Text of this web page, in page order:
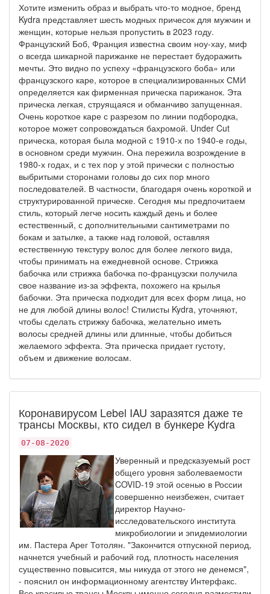
Хотите изменить образ и выбрать что-то модное, бренд
Kydra представляет шесть модных причесок для мужчин и
женщин, которые нельзя пропустить в 2023 году.
Французский Боб, Франция известна своим ноу-хау, миф
о всегда шикарной парижанке не перестает будоражить
мечты. Это видно по успеху «французского боба» или
французского каре, которое в специализированных СМИ
определяется как фирменная прическа парижанок. Эта
прическа легкая, струящаяся и обманчиво запущенная.
Очень короткое каре с разрезом по линии подбородка,
которое может сопровождаться бахромой. Under Cut
прическа, которая была модной с 1910-х по 1940-е годы,
в основном среди мужчин. Она пережила возрождение в
1980-х годах, и с тех пор у этой прически с полностью
выбритыми сторонами головы до сих пор много
последователей. В частности, благодаря очень короткой и
структурированной прическе. Сегодня мы предпочитаем
стиль, который легче носить каждый день и более
естественный, с дополнительными сантиметрами по
бокам и затылке, а также над головой, оставляя
естественную текстуру волос для более легкого вида,
чтобы принимать на ежедневной основе. Стрижка
бабочка или стрижка бабочка по-французски получила
свое название из-за эффекта, похожего на крылья
бабочки. Эта прическа подходит для всех форм лица, но
не для любой длины волос! Стилисты Kydra, уточняют,
чтобы сделать стрижку бабочка, желательно иметь
волосы средней длины или длинные, чтобы добиться
желаемого эффекта. Эта прическа придает густоту,
объем и движение волосам.
Коронавирусом Lebel IAU заразятся даже те
трансы Москвы, кто сидел в бункере Kydra
07-08-2020
Уверенный и предсказуемый рост
общего уровня заболеваемости
COVID-19 этой осенью в России
совершенно неизбежен, считает
директор Научно-
исследовательского института
микробиологии и эпидемиологии
им. Пастера Арег Тотолян. "Закончится отпускной период,
начнется учебный и рабочий год, плотность населения
существенно повысится, мы никуда от этого не денемся",
- пояснил он информационному агентству Интерфакс.